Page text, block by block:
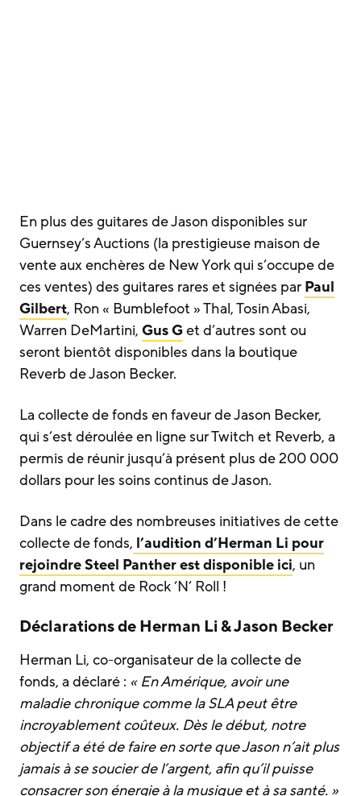
En plus des guitares de Jason disponibles sur
Guernsey’s Auctions (la prestigieuse maison de
vente aux enchères de New York qui s’occupe de
ces ventes) des guitares rares et signées par Paul
Gilbert, Ron « Bumblefoot » Thal, Tosin Abasi,
Warren DeMartini, Gus Get d’autres sont ou
seront bientôt disponibles dans la boutique
Reverb de Jason Becker.
La collecte de fonds en faveur de Jason Becker,
qui s’est déroulée en ligne sur Twitch et Reverb, a
permis de réunir jusqu’à présent plus de 200 000
dollars pour les soins continus de Jason.
Dans le cadre des nombreuses initiatives de cette
collecte de fonds, l’audition d’Herman Li pour
rejoindre Steel Panther est disponible ici, un
grand moment de Rock ‘N’ Roll !
Déclarations de Herman Li & Jason Becker
Herman Li, co-organisateur de la collecte de
fonds, a déclaré : « En Amérique, avoir une
maladie chronique comme la SLA peut être
incroyablement coûteux. Dès le début, notre
objectif a été de faire en sorte que Jason n’ait plus
jamais à se soucier de l’argent, afin qu’il puisse
consacrer son énergie à la musique et à sa santé. »